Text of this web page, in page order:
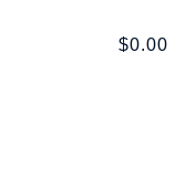
$0.00